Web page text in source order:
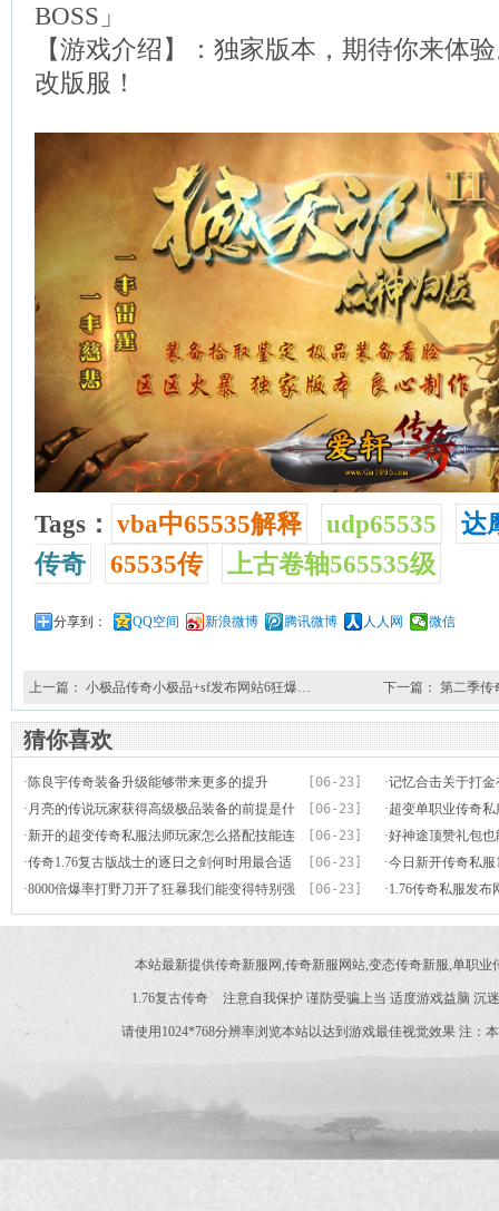
BOSS」
【游戏介绍】：独家版本，期待你来体
改版服！
Tags： vba中65535解释 udp65535
达
传奇
65535传 上古卷轴565535级
分享到： QQ空间 新浪微博 腾讯微博 人人网 微信
上一篇： 小极品传奇小极品+sf发布网站6狂爆… 下一篇： 第二季传
猜你喜欢
[06-23]
·陈良宇传奇装备升级能够带来更多的提升 ·记忆合击关于打
[06-23]
· 月亮的传说玩家获得高级极品装备的前提是什
么
·超变单职业传奇
系密切
[06-23]
·新开的超变传奇私服法师玩家怎么搭配技能连
招
·好神途顶赞礼包
[06-23]
·传奇1.76复古版战士的逐日之剑何时用最合适 ·今日新开传奇私
级技巧
[06-23]
·8000倍爆率打野刀开了狂暴我们能变得特别强 ·1.76传奇私服发
战士
本站最新提供传奇新服网,传奇新服网站,变态传奇新服,单职
1.76复古传奇 注意自我保护 谨防受骗上当 适度游戏益脑 沉
请使用1024*768分辨率浏览本站以达到游戏最佳视觉效果 注